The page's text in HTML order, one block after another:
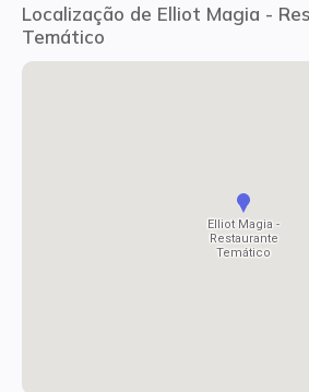
Localização de Elliot Magia -
Temático
Elliot Magia -
Restaurante
Temático